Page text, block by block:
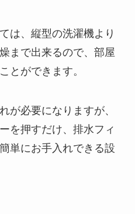
は、縦型の洗濯機より
まで出来るので、部屋
とができます。
が必要になりますが、
を押すだけ、排水フィ
単にお手入れできる設